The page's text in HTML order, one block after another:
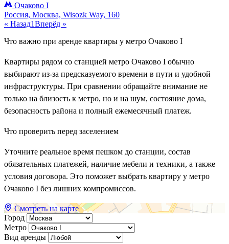
Очаково I
Россия, Москва, Wisozk Way, 160
« Назад1Вперёд »
Что важно при аренде квартиры у метро Очаково I
Квартиры рядом со станцией метро Очаково I обычно
выбирают из-за предсказуемого времени в пути и удобной
инфраструктуры. При сравнении обращайте внимание не
только на близость к метро, но и на шум, состояние дома,
безопасность района и полный ежемесячный платеж.
Что проверить перед заселением
Уточните реальное время пешком до станции, состав
обязательных платежей, наличие мебели и техники, а также
условия договора. Это поможет выбрать квартиру у метро
Очаково I без лишних компромиссов.
Смотреть на карте
Город
Метро
Вид аренды